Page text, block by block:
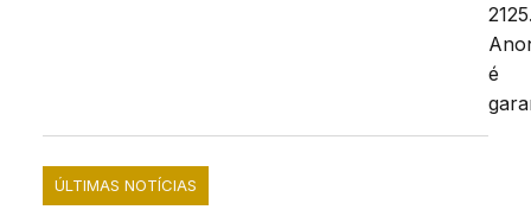
é
ÚLTIMAS NOTÍCIAS